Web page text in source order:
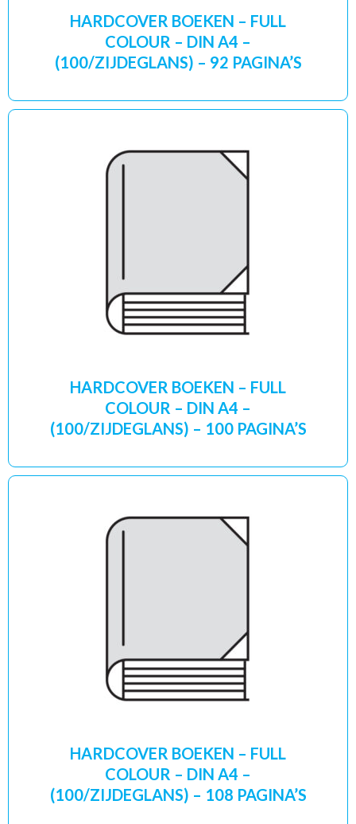
HARDCOVER BOEKEN – FULL
COLOUR – DIN A4 –
(100/ZIJDEGLANS) – 92 PAGINA’S
HARDCOVER BOEKEN – FULL
COLOUR – DIN A4 –
(100/ZIJDEGLANS) – 100 PAGINA’S
HARDCOVER BOEKEN – FULL
COLOUR – DIN A4 –
(100/ZIJDEGLANS) – 108 PAGINA’S